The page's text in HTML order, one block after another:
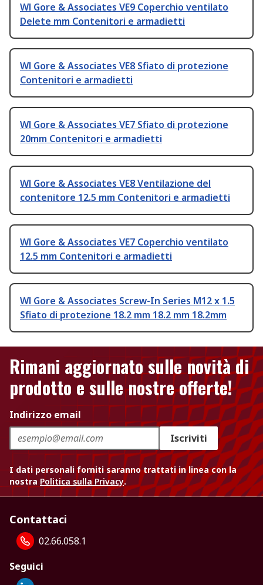
Wl Gore & Associates VE9 Coperchio ventilato
Delete mm Contenitori e armadietti
Wl Gore & Associates VE8 Sfiato di protezione
Contenitori e armadietti
Wl Gore & Associates VE7 Sfiato di protezione
20mm Contenitori e armadietti
Wl Gore & Associates VE8 Ventilazione del
contenitore 12.5 mm Contenitori e armadietti
Wl Gore & Associates VE7 Coperchio ventilato
12.5 mm Contenitori e armadietti
Wl Gore & Associates Screw-In Series M12 x 1.5
Sfiato di protezione 18.2 mm 18.2 mm 18.2mm
Rimani aggiornato sulle novità di
prodotto e sulle nostre offerte!
Indirizzo email
Iscriviti
I dati personali forniti saranno trattati in linea con la
nostra Politica sulla Privacy.
Contattaci
02.66.058.1
Seguici